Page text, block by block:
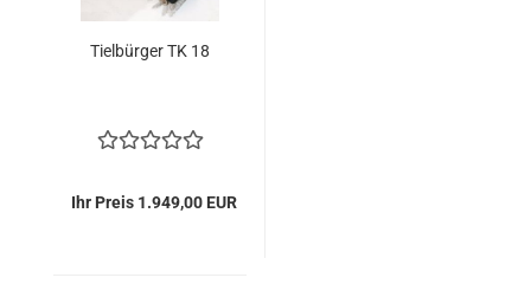
Ti­el­bür­ger TK 18
Ihr Preis 1.949,00 EUR